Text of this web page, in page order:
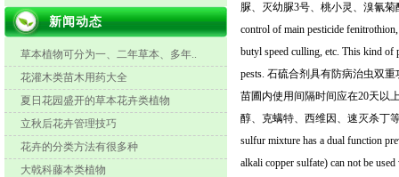
新闻动态
草本植物可分为一、二年草本、多年..
花灌木类苗木用药大全
夏日花园盛开的草本花卉类植物
立秋后花卉管理技巧
花卉的分类方法有很多种
大戟科藤本类植物
脲、灭幼脲3号、桃小灵、溴氰
control of main pesticide
butyl speed culling, etc. This kind of
pests. 石硫合剂具有防病治虫双
苗圃内使用间隔时间应在20天以
醇、克螨特、西维因、速灭杀丁
sulfur mixture has a dual function
alkali copper sulfate) can not be